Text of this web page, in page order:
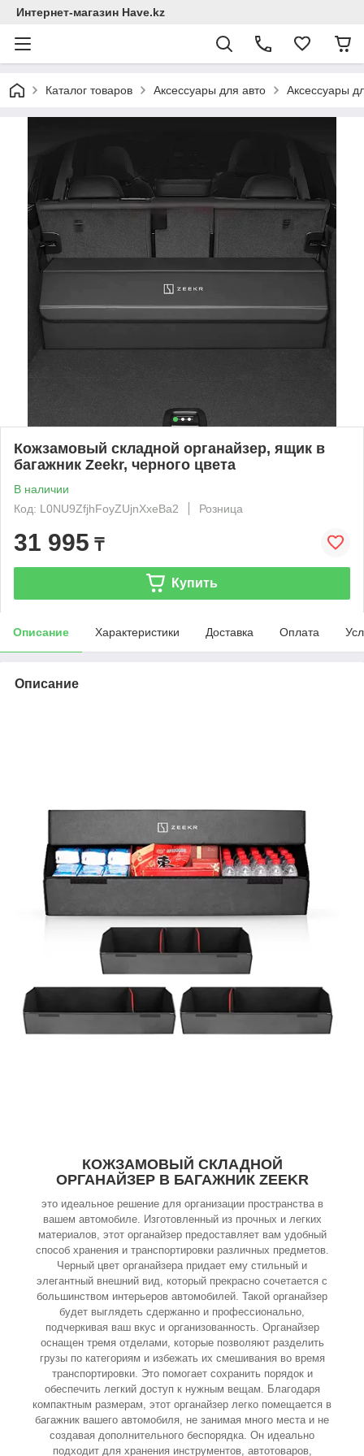
Интернет-магазин Have.kz
Каталог товаров Аксессуары для авто Аксессуары
Кожзамовый складной органайзер, ящик в
багажник Zeekr, черного цвета
В наличии
Код: L0NU9ZfjhFoyZUjnXxeBa2
Розница
31 995 ₸
Купить
Описание Характеристики Доставка Оплата
Описание
КОЖЗАМОВЫЙ СКЛАДНОЙ
ОРГАНАЙЗЕР В БАГАЖНИК ZEEKR
это идеальное решение для организации пространства в
вашем автомобиле. Изготовленный из прочных и легких
материалов, этот органайзер предоставляет вам удобный
способ хранения и транспортировки различных предметов.
Черный цвет органайзера придает ему стильный и
элегантный внешний вид, который прекрасно сочетается с
большинством интерьеров автомобилей. Такой органайзер
будет выглядеть сдержанно и профессионально,
подчеркивая ваш вкус и организованность. Органайзер
оснащен тремя отделами, которые позволяют разделить
грузы по категориям и избежать их смешивания во время
транспортировки. Это помогает сохранить порядок и
обеспечить легкий доступ к нужным вещам. Благодаря
компактным размерам, этот органайзер легко помещается в
багажник вашего автомобиля, не занимая много места и не
создавая дополнительного беспорядка. Он идеально
подходит для хранения инструментов, автотоваров,